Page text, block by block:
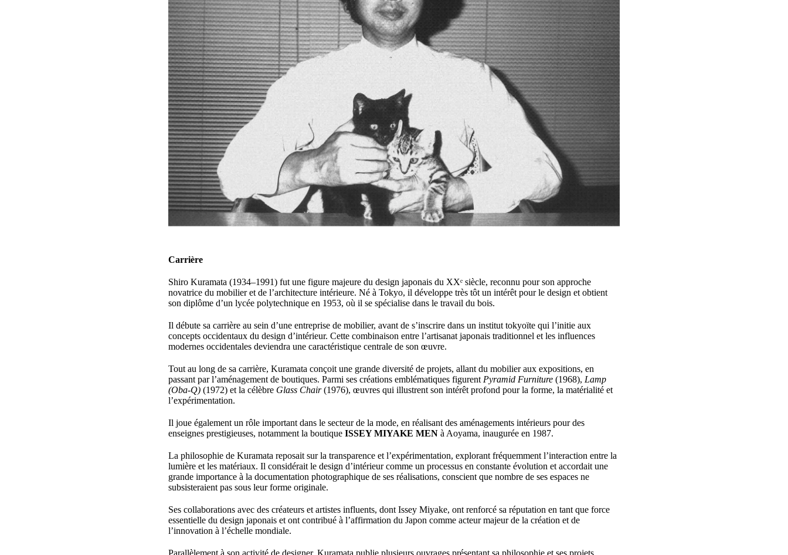
Carrière
Shiro Kuramata (1934–1991) fut une figure majeure du design japonais du XXᵉ siècle, reconnu pour son approche
novatrice du mobilier et de l’architecture intérieure. Né à Tokyo, il développe très tôt un intérêt pour le design et obtient
son diplôme d’un lycée polytechnique en 1953, où il se spécialise dans le travail du bois.
Il débute sa carrière au sein d’une entreprise de mobilier, avant de s’inscrire dans un institut tokyoïte qui l’initie aux
concepts occidentaux du design d’intérieur. Cette combinaison entre l’artisanat japonais traditionnel et les influences
modernes occidentales deviendra une caractéristique centrale de son œuvre.
Tout au long de sa carrière, Kuramata conçoit une grande diversité de projets, allant du mobilier aux expositions, en
passant par l’aménagement de boutiques. Parmi ses créations emblématiques figurent Pyramid Furniture (1968), Lamp
(Oba-Q) (1972) et la célèbre Glass Chair(1976), œuvres qui illustrent son intérêt profond pour la forme, la matérialité et
l’expérimentation.
Il joue également un rôle important dans le secteur de la mode, en réalisant des aménagements intérieurs pour des
enseignes prestigieuses, notamment la boutique ISSEY MIYAKE MEN à Aoyama, inaugurée en 1987.
La philosophie de Kuramata reposait sur la transparence et l’expérimentation, explorant fréquemment l’interaction entre la
lumière et les matériaux. Il considérait le design d’intérieur comme un processus en constante évolution et accordait une
grande importance à la documentation photographique de ses réalisations, conscient que nombre de ses espaces ne
subsisteraient pas sous leur forme originale.
Ses collaborations avec des créateurs et artistes influents, dont Issey Miyake, ont renforcé sa réputation en tant que force
essentielle du design japonais et ont contribué à l’affirmation du Japon comme acteur majeur de la création et de
l’innovation à l’échelle mondiale.
Parallèlement à son activité de designer, Kuramata publie plusieurs ouvrages présentant sa philosophie et ses projets,